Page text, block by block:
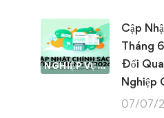
NGHIỆP VỤ KẾ TOÁN & THUẾ
Cập
Tháng
Đổi
Nghiệp
07/07/